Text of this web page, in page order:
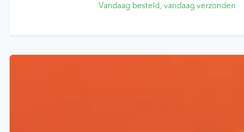
Vandaag besteld, vandaag verzonden